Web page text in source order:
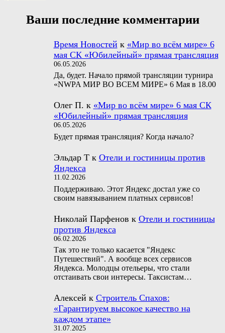
Ваши последние комментарии
Время Новостей к «Мир во всём мире» 6
мая СК «Юбилейный» прямая трансляция
06.05.2026
Да, будет. Начало прямой трансляции турнира
«NWPA МИР ВО ВСЕМ МИРЕ» 6 Мая в 18.00
Олег П. к «Мир во всём мире» 6 мая СК
«Юбилейный» прямая трансляция
06.05.2026
Будет прямая трансляция? Когда начало?
Эльдар Тк Отели и гостиницы против
Яндекса
11.02.2026
Поддерживаю. Этот Яндекс достал уже со
своим навязыванием платных сервисов!
Николай Парфенов к Отели и гостиницы
против Яндекса
06.02.2026
Так это не только касается "Яндекс
Путешествий". А вообще всех сервисов
Яндекса. Молодцы отельеры, что стали
отстаивать свои интересы. Таксистам…
Алексей к Строитель Спахов:
«Гарантируем высокое качество на
каждом этапе»
31.07.2025